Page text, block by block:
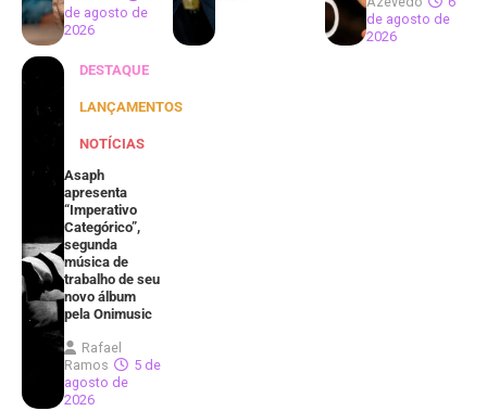
de agosto de
2026
de agosto de
2026
DESTAQUE
LANÇAMENTOS
NOTÍCIAS
Asaph
apresenta
“Imperativo
Categórico”,
segunda
música de
trabalho de seu
novo álbum
pela Onimusic
Rafael
Ramos
5 de
agosto de
2026